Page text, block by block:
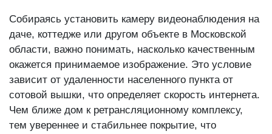
Собираясь установить камеру видеонаблюдения на
даче, коттедже или другом объекте в Московской
области, важно понимать, насколько качественным
окажется принимаемое изображение. Это условие
зависит от удаленности населенного пункта от
сотовой вышки, что определяет скорость интернета.
Чем ближе дом к ретрансляционному комплексу,
тем увереннее и стабильнее покрытие, что